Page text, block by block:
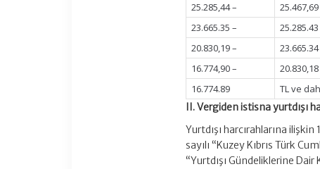
25.285,44 –
23.665.35 –
20.830,19 –
16.774,90 –
16.774.89
TL ve
II. Vergiden istisna yurtdışı
Yurtdışı harcırahlarına
sayılı “Kuzey Kıbrıs Türk
“Yurtdışı Gündeliklerine